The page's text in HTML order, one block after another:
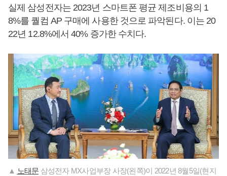
실제 삼성전자는 2023년 스마트폰 평균 제조비용의 1
8%를 퀄컴 AP 구매에 사용한 것으로 파악된다. 이는 20
22년 12.8%에서 40% 증가한 수치다.
▲ 노태문 삼성전자 MX사업부장 사장(왼쪽)이 2022년 8월5일(현지